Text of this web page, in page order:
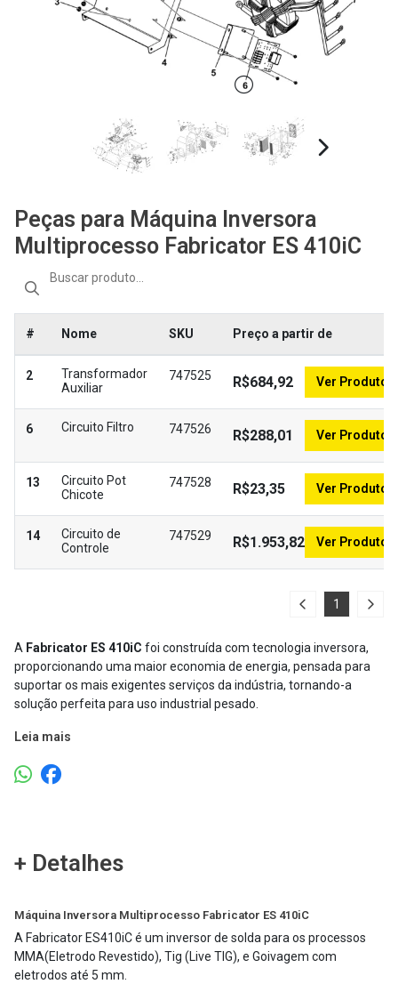
Peças para Máquina Inversora
Multiprocesso Fabricator ES 410iC
1
# Nome SKU Preço a partir de
2
Transformador
Auxiliar
747525 R$684,92 Ver Produto
6 Circuito Filtro 747526 R$288,01 Ver Produto
13
Circuito Pot
Chicote
747528 R$23,35 Ver Produto
14
Circuito de
Controle
747529 R$1.953,82 Ver Produto
A Fabricator ES 410iC foi construída com tecnologia inversora,
proporcionando uma maior economia de energia, pensada para
suportar os mais exigentes serviços da indústria, tornando-a
solução perfeita para uso industrial pesado.
Leia mais
+ Detalhes
Máquina Inversora Multiprocesso Fabricator ES 410iC
A Fabricator ES410iC é um inversor de solda para os processos
MMA(Eletrodo Revestido), Tig (Live TIG), e Goivagem com
eletrodos até 5 mm.